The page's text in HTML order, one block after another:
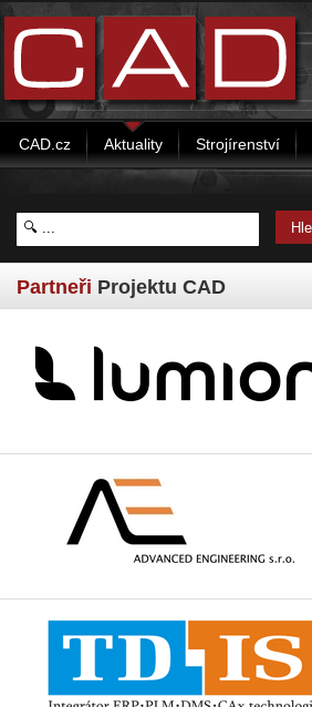
CAD.cz Aktuality Strojírenství
Partneři Projektu CAD